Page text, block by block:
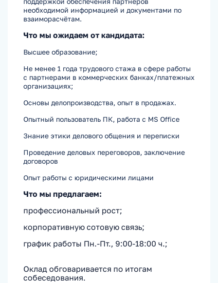
необходимой информацией и документами по
взаиморасчётам.
Что мы ожидаем от кандидата:
Высшее образование;
Не менее 1 года трудового стажа в сфере работы
с партнерами в коммерческих банках/платежных
организациях;
Основы делопроизводства, опыт в продажах.
Опытный пользователь ПК, работа с MS Office
­Знание этики делового общения и переписки
­Проведение деловых переговоров, заключение
договоров
­Опыт работы с юридическими лицами
Что мы предлагаем:
профессиональный рост;
корпоративную сотовую связь;
график работы Пн.-Пт., 9:00-18:00 ч.;
Оклад обговаривается по итогам
собеседования.